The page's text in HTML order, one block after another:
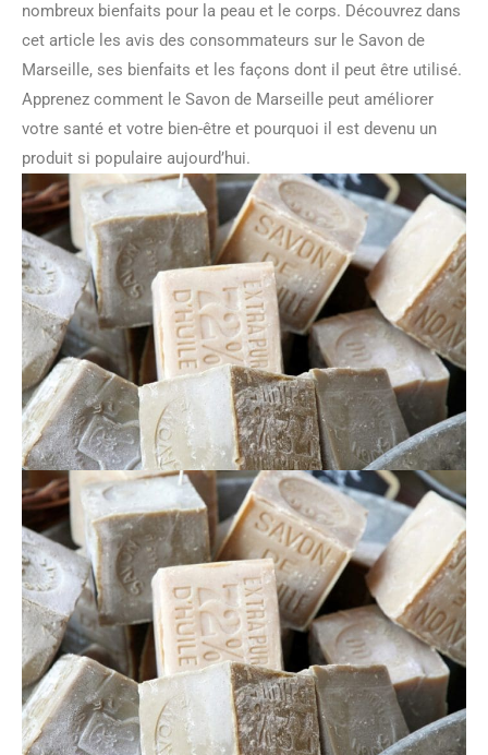
nombreux bienfaits pour la peau et le corps. Découvrez dans
cet article les avis des consommateurs sur le Savon de
Marseille, ses bienfaits et les façons dont il peut être utilisé.
Apprenez comment le Savon de Marseille peut améliorer
votre santé et votre bien-être et pourquoi il est devenu un
produit si populaire aujourd’hui.